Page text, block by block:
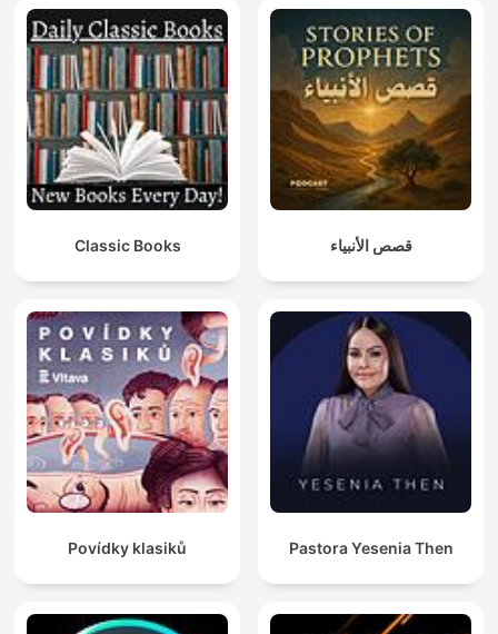
Classic Books قصص الأنبياء
Povídky klasiků Pastora Yesenia Then